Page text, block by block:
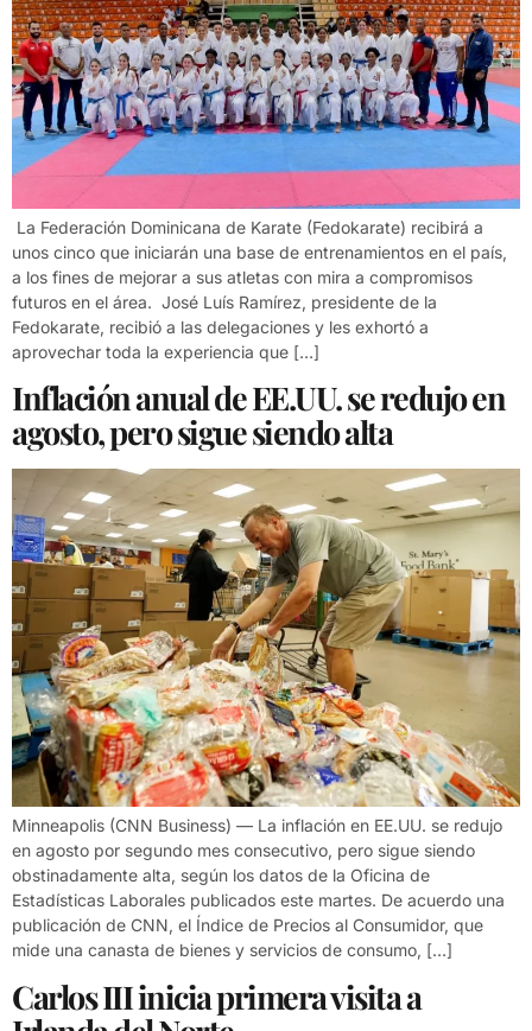
La Federación Dominicana de Karate (Fedokarate) recibirá a
unos cinco que iniciarán una base de entrenamientos en el país,
a los fines de mejorar a sus atletas con mira a compromisos
futuros en el área. José Luís Ramírez, presidente de la
Fedokarate, recibió a las delegaciones y les exhortó a
aprovechar toda la experiencia que […]
Inflación anual de EE.UU. se redujo en
agosto, pero sigue siendo alta
Minneapolis (CNN Business) — La inflación en EE.UU. se redujo
en agosto por segundo mes consecutivo, pero sigue siendo
obstinadamente alta, según los datos de la Oficina de
Estadísticas Laborales publicados este martes. De acuerdo una
publicación de CNN, el Índice de Precios al Consumidor, que
mide una canasta de bienes y servicios de consumo, […]
Carlos III inicia primera visita a